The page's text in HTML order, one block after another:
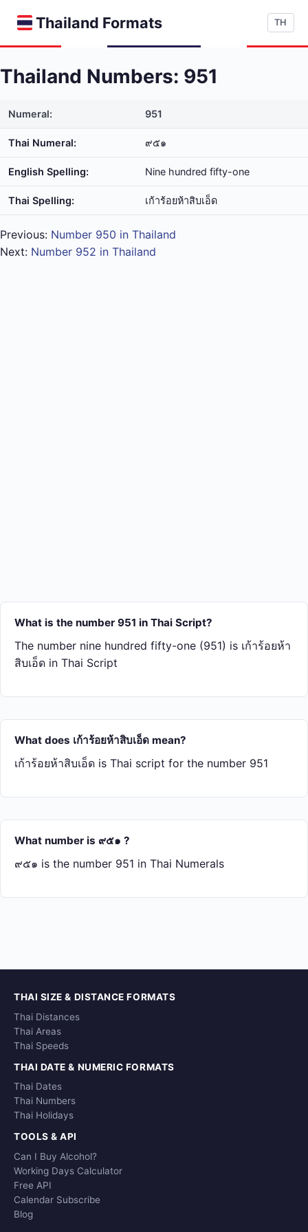
Thailand Formats TH
Thailand Numbers: 951
Numeral: 951
Thai Numeral: ๙๕๑
English Spelling: Nine hundred fifty-one
Thai Spelling: เก้า​ร้อย​ห้า​สิบ​เอ็ด
Previous: Number 950 in Thailand
Next: Number 952 in Thailand
What is the number 951 in Thai Script?
The number nine hundred fifty-one (951) is เก้า​ร้อย​ห้า​
สิบ​เอ็ด in Thai Script
What does เก้า​ร้อย​ห้า​สิบ​เอ็ด mean?
เก้า​ร้อย​ห้า​สิบ​เอ็ด is Thai script for the number 951
What number is ๙๕๑ ?
๙๕๑ is the number 951 in Thai Numerals
THAI SIZE & DISTANCE FORMATS
Thai Distances
Thai Areas
Thai Speeds
THAI DATE & NUMERIC FORMATS
Thai Dates
Thai Numbers
Thai Holidays
TOOLS & API
Can I Buy Alcohol?
Working Days Calculator
Free API
Calendar Subscribe
Blog